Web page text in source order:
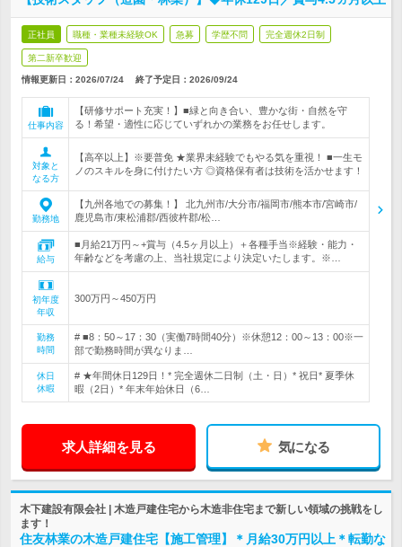
正社員 職種・業種未経験OK 急募 学歴不問 完全週休2日制
第二新卒歓迎
情報更新日：2026/07/24 終了予定日： 2026/09/24
仕事内容
【研修サポート充実！】■緑と向き合い、豊かな街・自然を守
る！希望・適性に応じていずれかの業務をお任せします。
対象と
なる方
【高卒以上】※要普免 ★業界未経験でもやる気を重視！ ■一生モ
ノのスキルを身に付けたい方 ◎資格保有者は技術を活かせます！
勤務地
【九州各地での募集！】 北九州市/大分市/福岡市/熊本市/宮崎市/
鹿児島市/東松浦郡/西彼杵郡/松…
給与
■月給21万円～+賞与（4.5ヶ月以上）＋各種手当※経験・能力・
年齢などを考慮の上、当社規定により決定いたします。※…
初年度
年収
300万円～450万円
勤務
時間
# ■8：50～17：30（実働7時間40分）※休憩12：00～13：00※一
部で勤務時間が異なりま…
休日
休暇
# ★年間休日129日！* 完全週休二日制（土・日）* 祝日* 夏季休
暇（2日）* 年末年始休日（6…
求人詳細を見る 気になる
木下建設有限会社 | 木造戸建住宅から木造非住宅まで新しい領域の挑戦をし
ます！
住友林業の木造戸建住宅【施工管理】＊月給30万円以上＊転勤な